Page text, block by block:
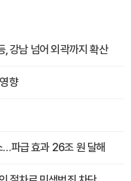
강남 넘어 외곽까지 확산
향
…파급 효과 26조 원 달해